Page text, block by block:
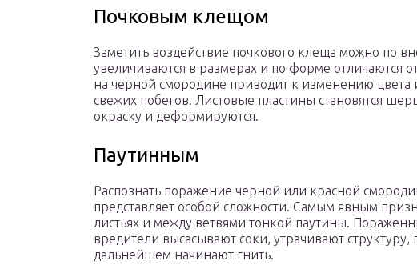
Почковым клещом
Заметить воздействие почкового клеща можно по
увеличиваются в размерах и по форме отличаются
на черной смородине приводит к изменению
свежих побегов. Листовые пластины становятся
окраску и деформируются.
Паутинным
Распознать поражение черной или красной
представляет особой сложности. Самым явным
листьях и между ветвями тонкой паутины.
вредители высасывают соки, утрачивают
дальнейшем начинают гнить.